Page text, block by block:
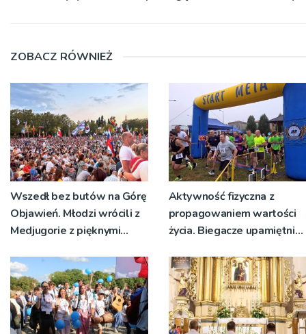
ZOBACZ RÓWNIEŻ
Wszedł bez butów na Górę
Objawień. Młodzi wrócili z
Medjugorie z pięknymi
Aktywność fizyczna z
propagowaniem wartości
życia. Biegacze upamiętnili